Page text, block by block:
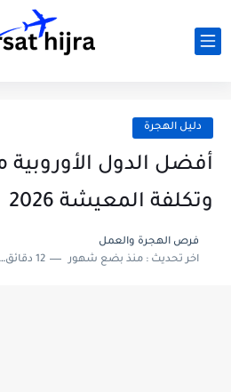
دليل الهجرة
أفضل الدول
وتكلفة المعيشة 2026
فرص الهجرة والعمل
اخر تحديث :منذ بضع شهور 12 دقائق للقراءة